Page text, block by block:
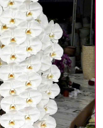
đẹp và
cây hoa
có thể sẽ
tế và
theo mùa